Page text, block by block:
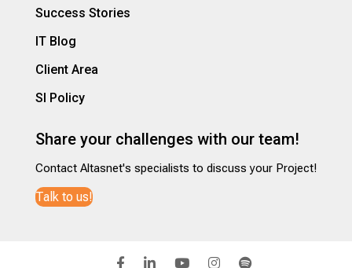
Success Stories
IT Blog
Client Area
SI Policy
Share your challenges with our team!
Contact Altasnet's specialists to discuss your Project!
Talk to us!